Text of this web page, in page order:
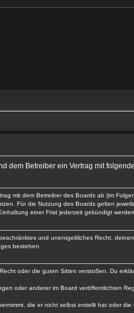
dem Betreiber ein Vertrag mit
mit dem Betreiber des Boards ab (im
Für die Nutzung des Boards gelten
einer Frist jederzeit gekündigt
und unentgeltliches Recht,
bestehen.
oder die guten Sitten verstoßen. Du
oder anderer im Board veröffentlichten
die er nicht selbst erstellt hat oder